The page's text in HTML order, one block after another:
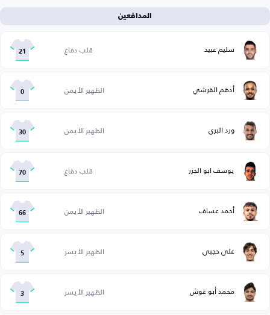
المدافعين
سليم عبيد قلب دفاع 21
أدهم القرشي الظهير الأيمن 0
ورد البري الظهير الأيمن 30
يوسف ابو الجزر قلب دفاع 70
أحمد عساف الظهير الأيمن 66
علي حجبي الظهير الأيسر 5
محمد أبو غوش الظهير الأيسر 3